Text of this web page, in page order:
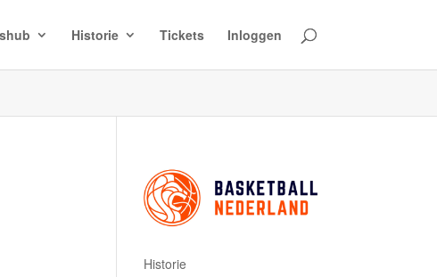
Historie Tickets Inloggen
Historie